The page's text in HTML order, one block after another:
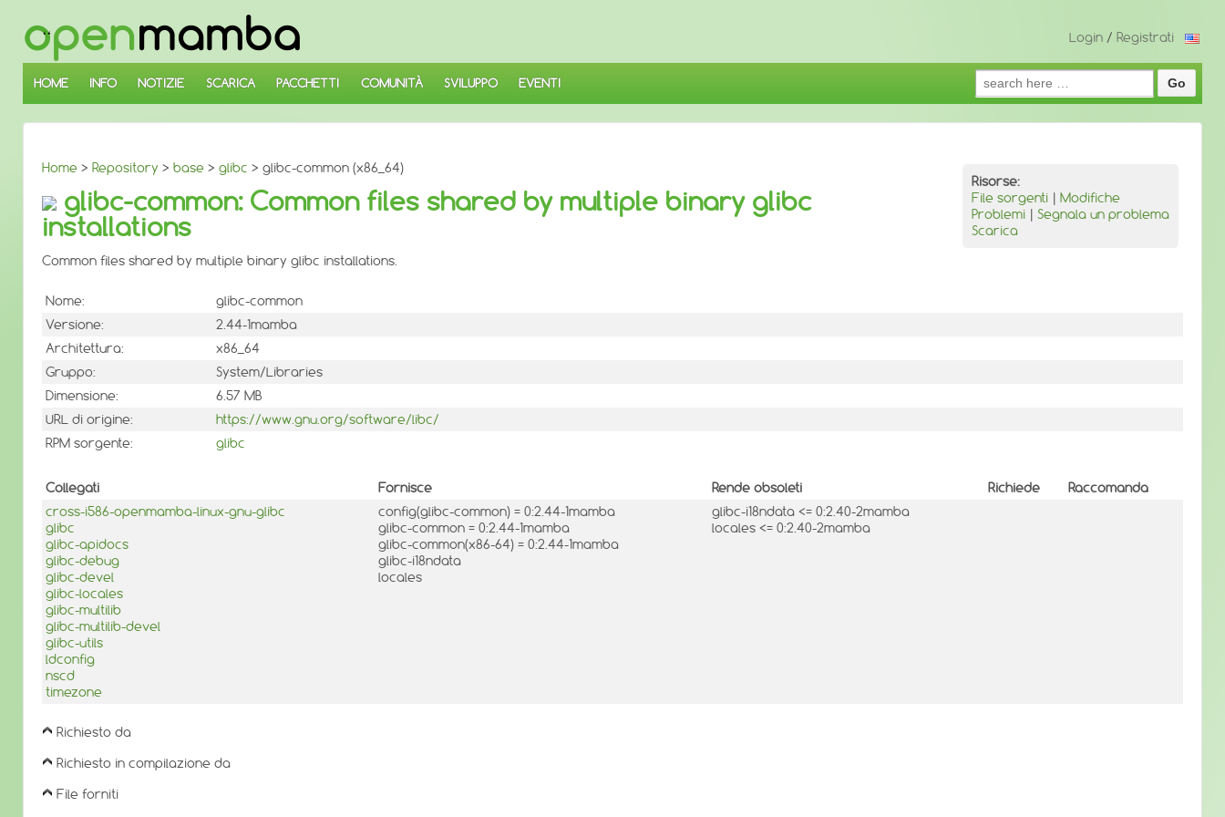
SALTA
AL
CONTENUTO
PRINCIPALE
Login / Registrati
HOME INFO NOTIZIE SCARICA PACCHETTI COMUNITÀ SVILUPPO EVENTI
Search
for:
Home > Repository > base > glibc > glibc-common (x86_64)
Risorse:
File sorgenti | Modifiche
Problemi | Segnala un problema
Scarica
glibc-common: Common files shared by multiple binary glibc
installations
Common files shared by multiple binary glibc installations.
Nome:
glibc-common
Versione:
2.44-1mamba
Architettura:
x86_64
Gruppo:
System/Libraries
Dimensione:
6.57 MB
URL di origine:
https://www.gnu.org/software/libc/
RPM sorgente:
glibc
Collegati Fornisce Rende obsoleti Richiede
Raccomanda
cross-i586-openmamba-linux-gnu-glibc
glibc
glibc-apidocs
glibc-debug
glibc-devel
glibc-locales
glibc-multilib
glibc-multilib-devel
glibc-utils
ldconfig
nscd
timezone
config(glibc-common) = 0:2.44-1mamba
glibc-common = 0:2.44-1mamba
glibc-common(x86-64) = 0:2.44-1mamba
glibc-i18ndata
locales
glibc-i18ndata <= 0:2.40-2mamba
locales <= 0:2.40-2mamba
Richiesto da
Richiesto in compilazione da
File forniti